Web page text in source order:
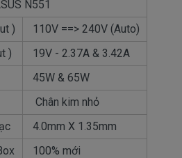
N551
)
110V ==> 240V (Auto)
)
19V - 2.37A & 3.42A
45W & 65W
Chân kim nhỏ
4.0mm X 1.35mm
100% mới